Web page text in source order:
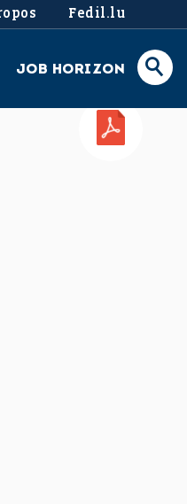
Fedil.lu
JOB HORIZON
PDF